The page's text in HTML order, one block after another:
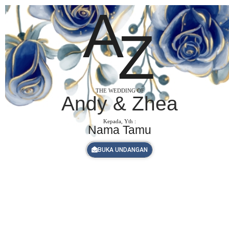
AZ
THE WEDDING OF
Andy & Zhea
Kepada, Yth :
Nama Tamu
BUKA UNDANGAN